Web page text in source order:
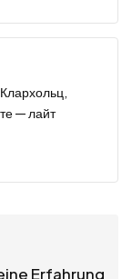
— лайт
Erfahrung